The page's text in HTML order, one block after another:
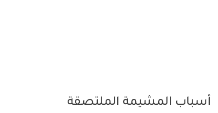
أسباب المشيمة الملتصقة